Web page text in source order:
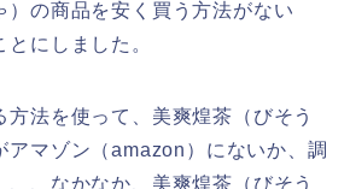
）の商品を安く買う方法がない
にしました。
方法を使って、美爽煌茶（びそう
アマゾン（amazon）にないか、調
、、なかなか、美爽煌茶（びそう